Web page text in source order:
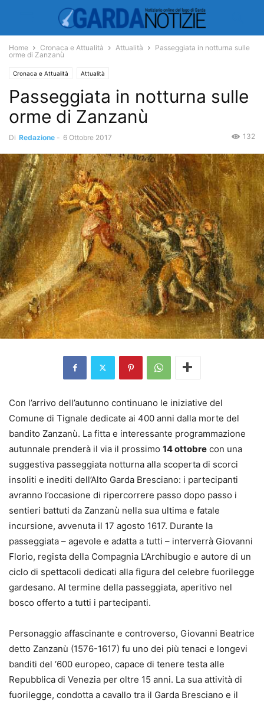
Home Cronaca e Attualità Attualità
Passeggiata in notturna sulle
orme di Zanzanù
Cronaca e Attualità Attualità
Passeggiata in notturna sulle
orme di Zanzanù
Di Redazione - 6 Ottobre 2017 132
Con l’arrivo dell’autunno continuano le iniziative del
Comune di Tignale dedicate ai 400 anni dalla morte del
bandito Zanzanù. La fitta e interessante programmazione
autunnale prenderà il via il prossimo 14 ottobre con una
suggestiva passeggiata notturna alla scoperta di scorci
insoliti e inediti dell’Alto Garda Bresciano: i partecipanti
avranno l’occasione di ripercorrere passo dopo passo i
sentieri battuti da Zanzanù nella sua ultima e fatale
incursione, avvenuta il 17 agosto 1617. Durante la
passeggiata – agevole e adatta a tutti – interverrà Giovanni
Florio, regista della Compagnia L’Archibugio e autore di un
ciclo di spettacoli dedicati alla figura del celebre fuorilegge
gardesano. Al termine della passeggiata, aperitivo nel
bosco offerto a tutti i partecipanti.
Personaggio affascinante e controverso, Giovanni Beatrice
detto Zanzanù (1576-1617) fu uno dei più tenaci e longevi
banditi del ‘600 europeo, capace di tenere testa alle
Repubblica di Venezia per oltre 15 anni. La sua attività di
fuorilegge, condotta a cavallo tra il Garda Bresciano e il